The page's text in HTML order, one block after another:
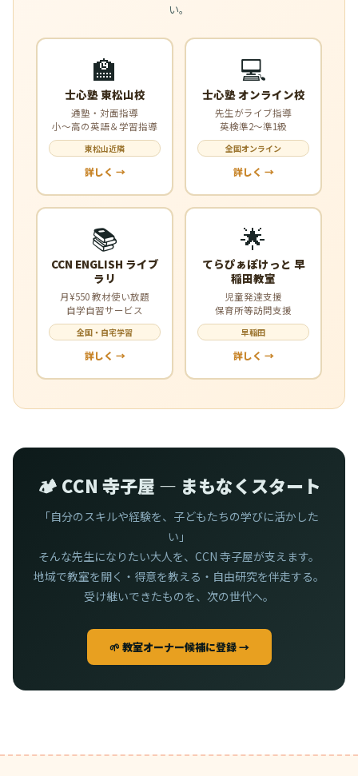
い。
🏫
士心塾 東松山校
通塾・対面指導
小〜高の英語＆学習指導
東松山近隣
詳しく →
💻
士心塾 オンライン校
先生がライブ指導
英検準2〜準1級
全国オンライン
詳しく →
📚
CCN ENGLISH ライブ
ラリ
月¥550 教材使い放題
自学自習サービス
全国・自宅学習
詳しく →
🌟
てらぴぁぽけっと 早
稲田教室
児童発達支援
保育所等訪問支援
早稲田
詳しく →
🏕️ CCN 寺子屋 — まもなくスタート
「自分のスキルや経験を、子どもたちの学びに活かした
い」
そんな先生になりたい大人を、CCN 寺子屋が支えます。
地域で教室を開く・得意を教える・自由研究を伴走する。
受け継いできたものを、次の世代へ。
🌱 教室オーナー候補に登録 →